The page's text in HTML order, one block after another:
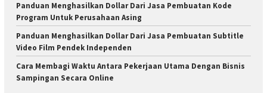
Panduan Menghasilkan Dollar Dari Jasa Pembuatan Kode
Program Untuk Perusahaan Asing
Panduan Menghasilkan Dollar Dari Jasa Pembuatan Subtitle
Video Film Pendek Independen
Cara Membagi Waktu Antara Pekerjaan Utama Dengan Bisnis
Sampingan Secara Online